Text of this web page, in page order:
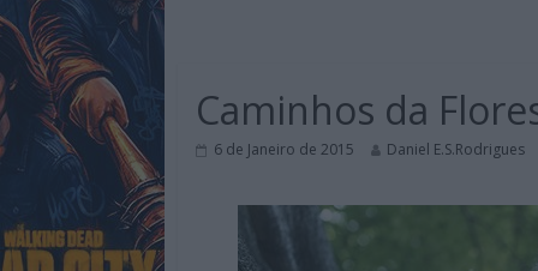
Reviews
Caminhos da
6 de Janeiro de 2015 Daniel E.S.Rodrigues